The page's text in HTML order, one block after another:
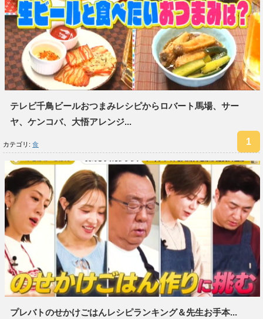
テレビ千鳥ビールおつまみレシピからロバート馬場、サー
ヤ、ケンコバ、大悟アレンジ...
カテゴリ: 食
プレバトのせかけごはんレシピランキング＆先生お手本...